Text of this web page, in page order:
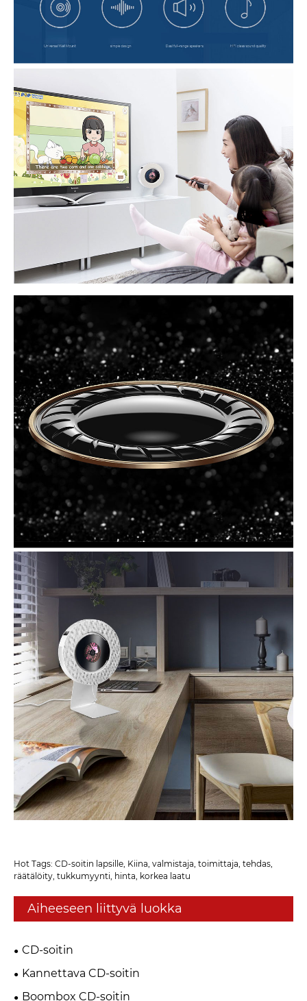
Hot Tags: CD-soitin lapsille, Kiina, valmistaja, toimittaja, tehdas,
räätälöity, tukkumyynti, hinta, korkea laatu
Aiheeseen liittyvä luokka
CD-soitin
Kannettava CD-soitin
Boombox CD-soitin